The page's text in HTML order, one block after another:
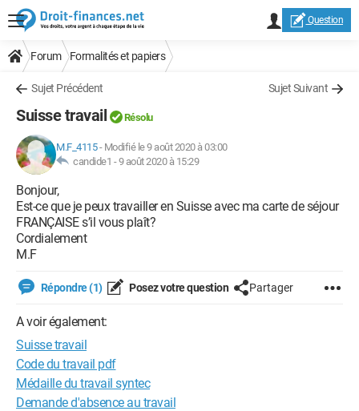
Question
Forum Formalités et papiers
Sujet Précédent Sujet Suivant
Suisse travail Résolu
M.F_4115- Modifié le 9 août 2020 à 03:00
candide1 -9 août 2020 à 15:29
Bonjour,
Est-ce que je peux travailler en Suisse avec ma carte de séjour
FRANÇAISE s’il vous plaît?
Cordialement
M.F
Répondre (1) Posez votre question Partager
A voir également:
Suisse travail
Code du travail pdf
Médaille du travail syntec
Demande d'absence au travail